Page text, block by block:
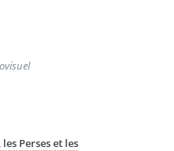
Perses et les